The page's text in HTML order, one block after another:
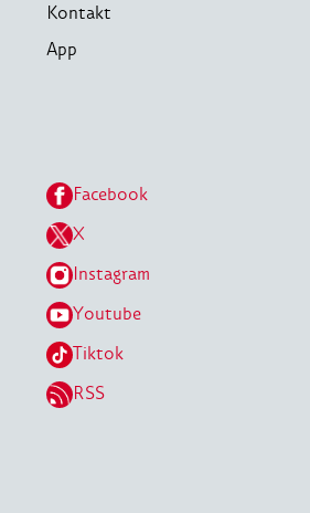
Kontakt
App
Facebook
X
Instagram
Youtube
Tiktok
RSS